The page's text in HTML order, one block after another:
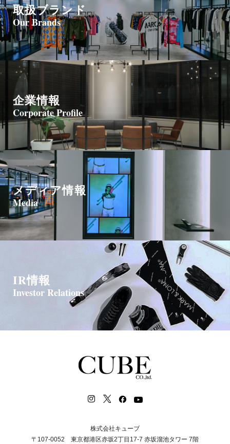
取扱ブランド
Our Brands
企業情報
Corporate Profile
メディア情報
Media
IR情報
Investor Relations
株式会社キューブ
〒107-0052 東京都港区赤坂2丁目17-7 赤坂溜池タワー 7階